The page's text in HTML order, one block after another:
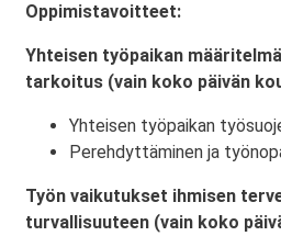
Oppimistavoitteet:
Yhteisen työpaikan
tarkoitus (vain koko päivän
Yhteisen työpaikan
Perehdyttäminen ja
Työn vaikutukset ihmisen
turvallisuuteen (vain koko